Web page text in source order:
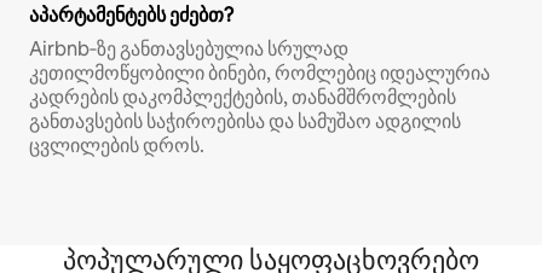
აპარტამენტებს ეძებთ?
Airbnb‑ზე განთავსებულია სრულად
კეთილმოწყობილი ბინები, რომლებიც იდეალურია
კადრების დაკომპლექტების, თანამშრომლების
განთავსების საჭიროებისა და სამუშაო ადგილის
ცვლილების დროს.
პოპულარული საყოფაცხოვრებო